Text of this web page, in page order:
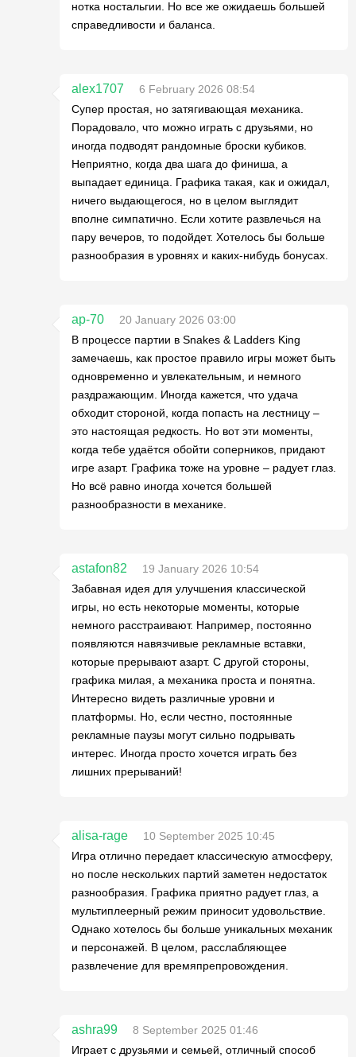
нотка ностальгии. Но все же ожидаешь большей
справедливости и баланса.
alex1707
6 February 2026 08:54
Супер простая, но затягивающая механика.
Порадовало, что можно играть с друзьями, но
иногда подводят рандомные броски кубиков.
Неприятно, когда два шага до финиша, а
выпадает единица. Графика такая, как и ожидал,
ничего выдающегося, но в целом выглядит
вполне симпатично. Если хотите развлечься на
пару вечеров, то подойдет. Хотелось бы больше
разнообразия в уровнях и каких-нибудь бонусах.
ap-70
20 January 2026 03:00
В процессе партии в Snakes & Ladders King
замечаешь, как простое правило игры может быть
одновременно и увлекательным, и немного
раздражающим. Иногда кажется, что удача
обходит стороной, когда попасть на лестницу –
это настоящая редкость. Но вот эти моменты,
когда тебе удаётся обойти соперников, придают
игре азарт. Графика тоже на уровне – радует глаз.
Но всё равно иногда хочется большей
разнообразности в механике.
astafon82
19 January 2026 10:54
Забавная идея для улучшения классической
игры, но есть некоторые моменты, которые
немного расстраивают. Например, постоянно
появляются навязчивые рекламные вставки,
которые прерывают азарт. С другой стороны,
графика милая, а механика проста и понятна.
Интересно видеть различные уровни и
платформы. Но, если честно, постоянные
рекламные паузы могут сильно подрывать
интерес. Иногда просто хочется играть без
лишних прерываний!
alisa-rage
10 September 2025 10:45
Игра отлично передает классическую атмосферу,
но после нескольких партий заметен недостаток
разнообразия. Графика приятно радует глаз, а
мультиплеерный режим приносит удовольствие.
Однако хотелось бы больше уникальных механик
и персонажей. В целом, расслабляющее
развлечение для времяпрепровождения.
ashra99
8 September 2025 01:46
Играет с друзьями и семьей, отличный способ